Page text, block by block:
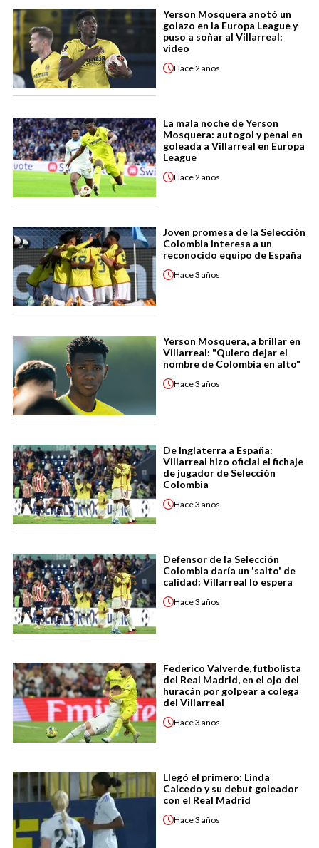
Yerson Mosquera anotó un
golazo en la Europa League y
puso a soñar al Villarreal:
video
Hace2 años
La mala noche de Yerson
Mosquera: autogol y penal en
goleada a Villarreal en Europa
League
Hace2 años
Joven promesa de la Selección
Colombia interesa a un
reconocido equipo de España
Hace3 años
Yerson Mosquera, a brillar en
Villarreal: "Quiero dejar el
nombre de Colombia en alto"
Hace3 años
De Inglaterra a España:
Villarreal hizo oficial el fichaje
de jugador de Selección
Colombia
Hace3 años
Defensor de la Selección
Colombia daría un 'salto' de
calidad: Villarreal lo espera
Hace3 años
Federico Valverde, futbolista
del Real Madrid, en el ojo del
huracán por golpear a colega
del Villarreal
Hace3 años
Llegó el primero: Linda
Caicedo y su debut goleador
con el Real Madrid
Hace3 años